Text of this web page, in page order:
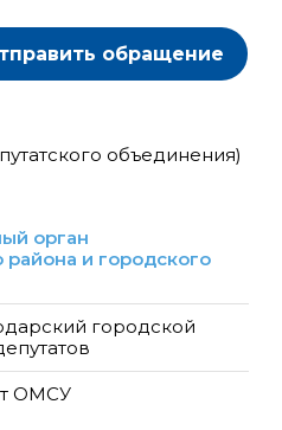
обращение
объединения)
орган
и городского
городской
ОМСУ